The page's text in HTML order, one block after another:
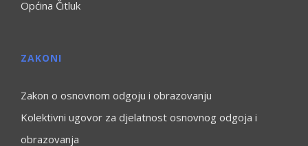
Općina Čitluk
ZAKONI
Zakon o osnovnom odgoju i obrazovanju
Kolektivni ugovor za djelatnost osnovnog odgoja i
obrazovanja